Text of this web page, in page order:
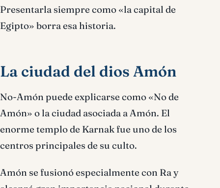
Presentarla siempre como «la capital de
Egipto» borra esa historia.
La ciudad del dios Amón
No-Amón puede explicarse como «No de
Amón» o la ciudad asociada a Amón. El
enorme templo de Karnak fue uno de los
centros principales de su culto.
Amón se fusionó especialmente con Ra y